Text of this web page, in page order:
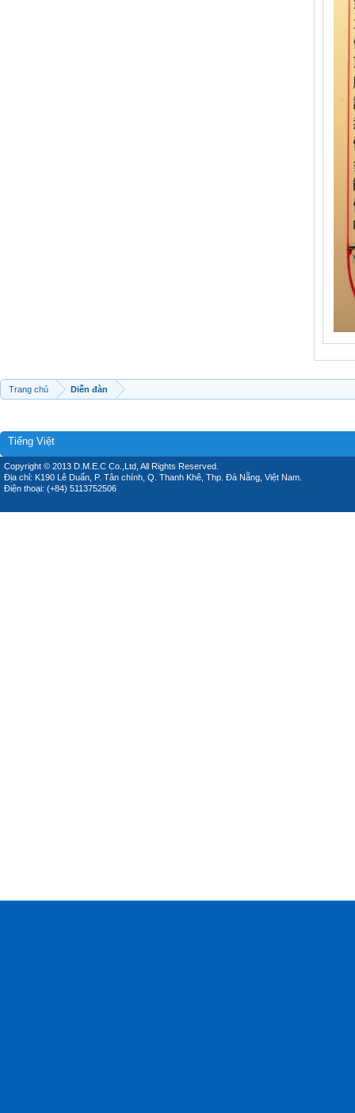
Trang chủ Diễn đàn
Tiếng Việt
Copyright © 2013 D.M.E.C Co.,Ltd, All Rights Reserved.
Địa chỉ: K190 Lê Duẩn, P. Tân chính, Q. Thanh Khê, Thp. Đà Nẵng, Việt Nam.
Điện thoại: (+84) 5113752506